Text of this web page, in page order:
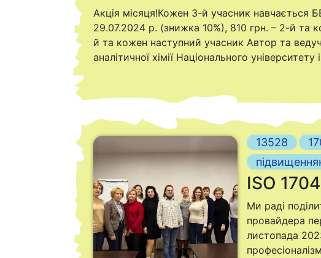
Акція місяця!Кожен 3-й учасник навчається
29.07.2024 р. (знижка 10%), 810 грн. – 2-й та
й та кожен наступний учасник Автор та
аналітичної хімії Національного
13528
ISO
Ми раді
провайдера
листопада